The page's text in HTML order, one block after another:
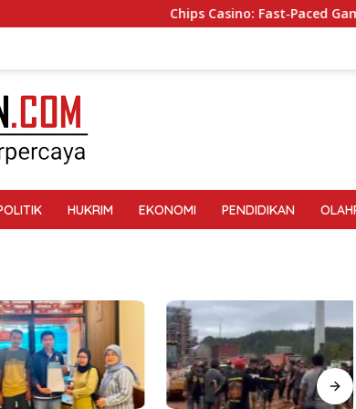
Chips Casino: Fast‑Paced
HUKRIM EKONOMI PENDIDIKAN